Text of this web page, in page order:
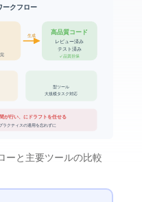
ークフロー
生成
高品質コード
レビュー済み
テスト済み
✓ 品質担保
CLI型ツール
大規模タスク対応
が行い、AIにドラフトを任せる
ラクティスの適用を忘れずに
ーと主要ツールの比較